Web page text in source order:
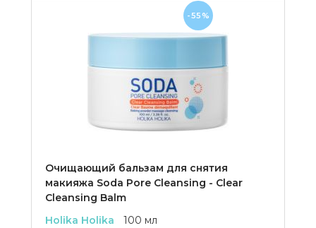
Очищающий бальзам для снятия
макияжа Soda Pore Cleansing - Clear
Cleansing Balm
Holika Holika
100 мл
-55%